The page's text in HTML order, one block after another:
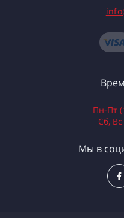
Пн-Пт
Сб,
Мы в